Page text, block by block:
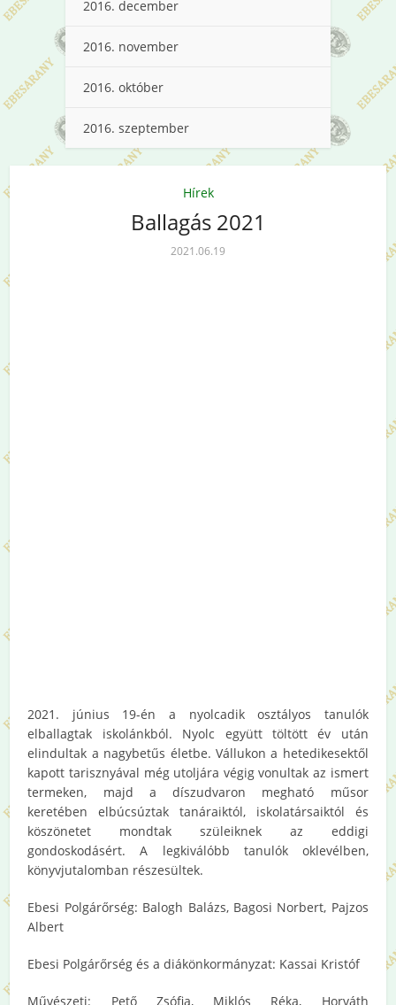
2016. december
2016. november
2016. október
2016. szeptember
Hírek
Ballagás 2021
2021.06.19
2021. június 19-én a nyolcadik osztályos tanulók
elballagtak iskolánkból. Nyolc együtt töltött év után
elindultak a nagybetűs életbe. Vállukon a hetedikesektől
kapott tarisznyával még utoljára végig vonultak az ismert
termeken, majd a díszudvaron megható műsor
keretében elbúcsúztak tanáraiktól, iskolatársaiktól és
köszönetet mondtak szüleiknek az eddigi
gondoskodásért. A legkiválóbb tanulók oklevélben,
könyvjutalomban részesültek.
Ebesi Polgárőrség: Balogh Balázs, Bagosi Norbert, Pajzos
Albert
Ebesi Polgárőrség és a diákönkormányzat: Kassai Kristóf
Művészeti: Pető Zsófia, Miklós Réka, Horváth